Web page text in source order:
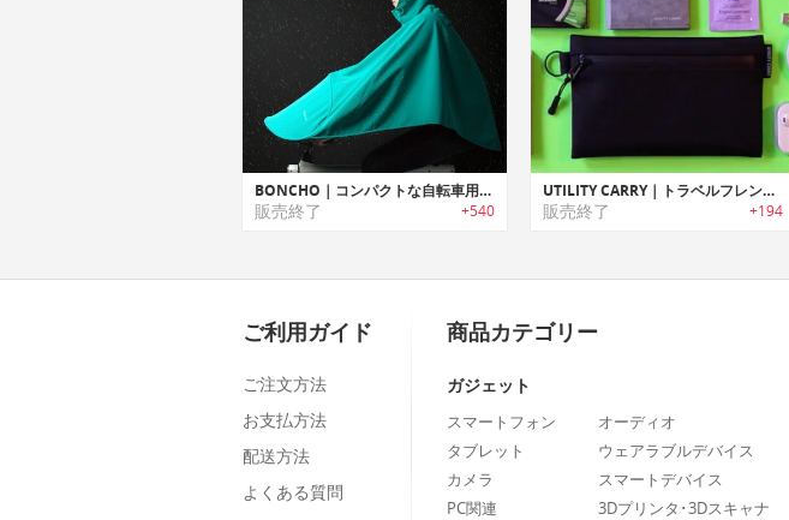
BONCHO｜コンパクトな自転車用ポンチョ「ボンチョ」
販売終了 +540
UTILITY CARRY｜トラベルフレンドリーな耐水ポーチ「ユーティリティキャリー」
販売終了 +194
ご利用ガイド
ご注文方法
お支払方法
配送方法
よくある質問
商品カテゴリー
ガジェット
スマートフォン
タブレット
カメラ
PC関連
オーディオ
ウェアラブルデバイス
スマートデバイス
3Dプリンタ･3Dスキャナ